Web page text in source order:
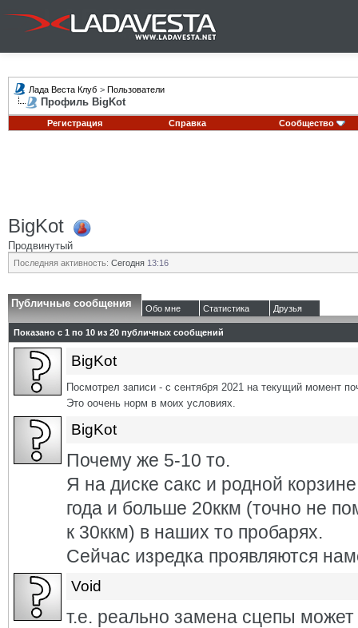
Лада Веста Клуб > Пользователи
Профиль BigKot
Регистрация Справка Сообщество
BigKot
Продвинутый
Последняя активность: Сегодня 13:16
Публичные сообщения Обо мне Статистика Друзья
Показано с 1 по 10 из 20 публичных сообщений
BigKot
Посмотрел записи - с сентября 2021 на текущий момент
Это оочень норм в моих условиях.
BigKot
Почему же 5-10 то.
Я на диске сакс и родной
года и больше 20ккм (точно не
к 30ккм) в наших то пробарях.
Сейчас изредка проявляются
Void
т.е. реально замена сцепы